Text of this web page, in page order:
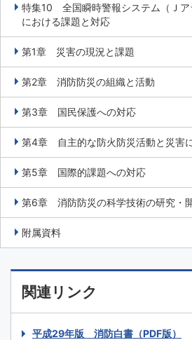
特集10 全国瞬時警報システム（Ｊア
における課題と対応
第1章 災害の現況と課題
第2章 消防防災の組織と活動
第3章 国民保護への対応
第4章 自主的な防火防災活動と災害
第5章 国際的課題への対応
第6章 消防防災の科学技術の研究・
附属資料
関連リンク
平成29年版 消防白書（PDF版）